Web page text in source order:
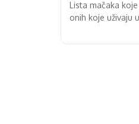
Lista mačaka
onih koje uživaju